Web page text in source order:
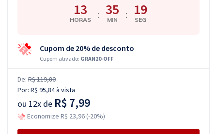
13
HORAS : 35
MIN : 19
SEG
Cupom de 20% de desconto
Cupom ativado: GRAN20-OFF
De: R$ 119,80
Por: R$ 95,84à vista
ou 12x de R$ 7,99
Economize R$ 23,96 (-20%)